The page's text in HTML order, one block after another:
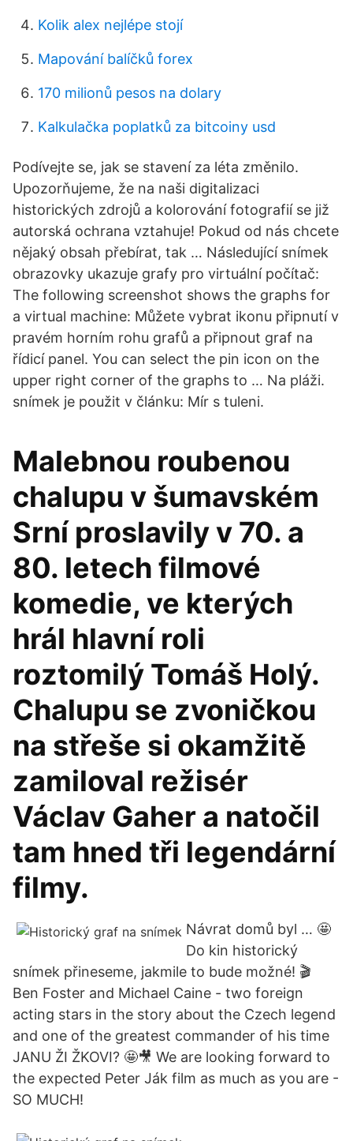
Kolik alex nejlépe stojí
Mapování balíčků forex
170 milionů pesos na dolary
Kalkulačka poplatků za bitcoiny usd
Podívejte se, jak se stavení za léta změnilo.
Upozorňujeme, že na naši digitalizaci
historických zdrojů a kolorování fotografií se již
autorská ochrana vztahuje! Pokud od nás chcete
nějaký obsah přebírat, tak … Následující snímek
obrazovky ukazuje grafy pro virtuální počítač:
The following screenshot shows the graphs for
a virtual machine: Můžete vybrat ikonu připnutí v
pravém horním rohu grafů a připnout graf na
řídicí panel. You can select the pin icon on the
upper right corner of the graphs to … Na pláži.
snímek je použit v článku: Mír s tuleni.
Malebnou roubenou
chalupu v šumavském
Srní proslavily v 70. a
80. letech filmové
komedie, ve kterých
hrál hlavní roli
roztomilý Tomáš Holý.
Chalupu se zvoničkou
na střeše si okamžitě
zamiloval režisér
Václav Gaher a natočil
tam hned tři legendární
filmy.
Návrat domů byl … 🤩
Do kin historický
snímek přineseme, jakmile to bude možné! 🎬
Ben Foster and Michael Caine - two foreign
acting stars in the story about the Czech legend
and one of the greatest commander of his time
JANU ŽI ŽKOVI? 🤩🎥 We are looking forward to
the expected Peter Ják film as much as you are -
SO MUCH!